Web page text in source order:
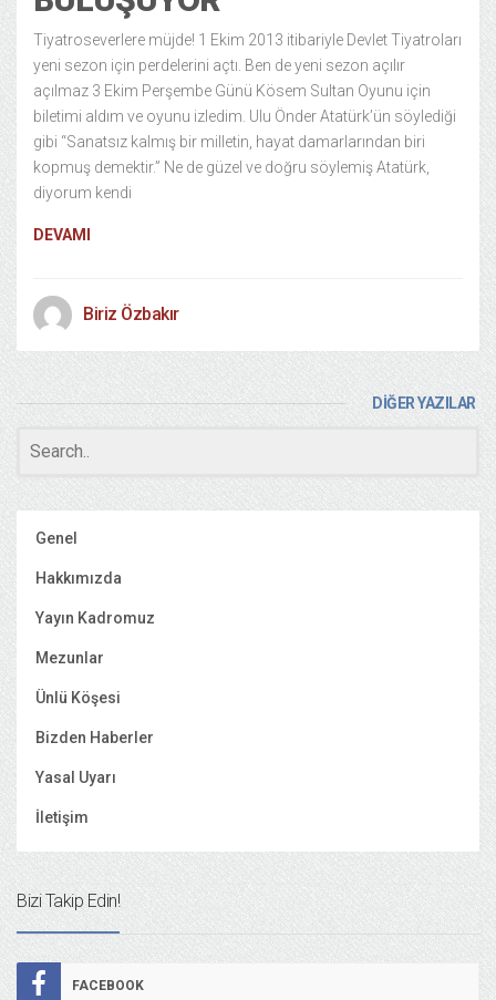
Tiyatroseverlere müjde! 1 Ekim 2013 itibariyle Devlet Tiyatroları
yeni sezon için perdelerini açtı. Ben de yeni sezon açılır
açılmaz 3 Ekim Perşembe Günü Kösem Sultan Oyunu için
biletimi aldım ve oyunu izledim. Ulu Önder Atatürk’ün söylediği
gibi “Sanatsız kalmış bir milletin, hayat damarlarından biri
kopmuş demektir.” Ne de güzel ve doğru söylemiş Atatürk,
diyorum kendi
DEVAMI
Biriz Özbakır
DİĞER YAZILAR
Genel
Hakkımızda
Yayın Kadromuz
Mezunlar
Ünlü Köşesi
Bizden Haberler
Yasal Uyarı
İletişim
Bizi Takip Edin!
FACEBOOK